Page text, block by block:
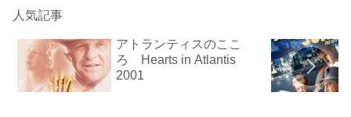
人気記事
アトランティスのここ
ろ Hearts in Atlantis
2001